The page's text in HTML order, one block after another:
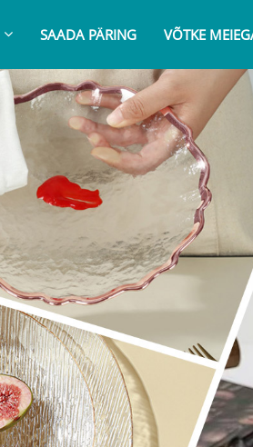
SAADA PÄRING VÕTKE